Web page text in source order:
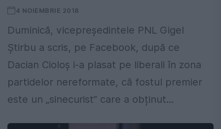
4 NOIEMBRIE 2018
Duminică, vicepreședintele PNL Gigel
Știrbu a scris, pe Facebook, după ce
Dacian Cioloș i-a plasat pe liberali în zona
partidelor nereformate, că fostul premier
este un „sinecurist” care a obținut...